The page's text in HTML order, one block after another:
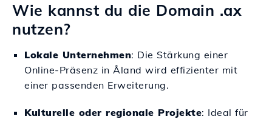
Wie kannst du die Domain .ax
nutzen?
Lokale Unternehmen: Die Stärkung einer
Online-Präsenz in Åland wird effizienter mit
einer passenden Erweiterung.
Kulturelle oder regionale Projekte: Ideal für